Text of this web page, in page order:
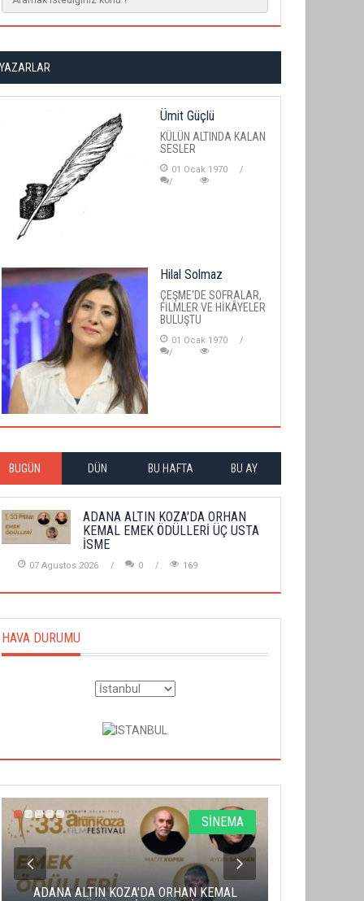
YAZARLAR
Ümit Güçlü
KÜLÜN ALTINDA KALAN
SESLER
01 Ocak 1970
Hilal Solmaz
ÇEŞME'DE SOFRALAR,
FİLMLER VE HİKÂYELER
BULUŞTU
01 Ocak 1970
BUGÜN DÜN BU HAFTA BU AY
ADANA ALTIN KOZA'DA ORHAN
KEMAL EMEK ÖDÜLLERİ ÜÇ USTA
İSME
07 Agustos 2026 0 169
HAVA DURUMU
SİNEMA
ADANA ALTIN KOZA'DA ORHAN KEMAL